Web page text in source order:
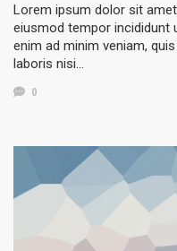
Lorem ipsum dolor sit
eiusmod tempor incididunt
enim ad minim veniam,
laboris nisi…
0